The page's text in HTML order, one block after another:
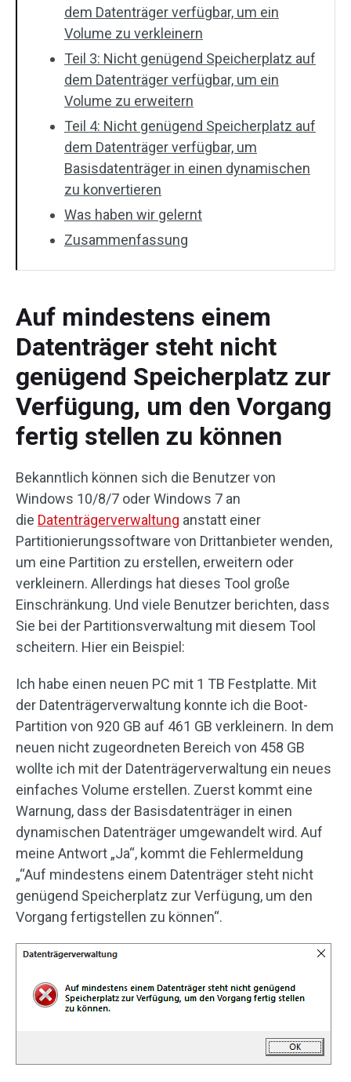
dem Datenträger verfügbar, um ein
Volume zu verkleinern
Teil 3: Nicht genügend Speicherplatz auf
dem Datenträger verfügbar, um ein
Volume zu erweitern
Teil 4: Nicht genügend Speicherplatz auf
dem Datenträger verfügbar, um
Basisdatenträger in einen dynamischen
zu konvertieren
Was haben wir gelernt
Zusammenfassung
Auf mindestens einem
Datenträger steht nicht
genügend Speicherplatz zur
Verfügung, um den Vorgang
fertig stellen zu können
Bekanntlich können sich die Benutzer von
Windows 10/8/7 oder Windows 7 an
die Datenträgerverwaltung anstatt einer
Partitionierungssoftware von Drittanbieter wenden,
um eine Partition zu erstellen, erweitern oder
verkleinern. Allerdings hat dieses Tool große
Einschränkung. Und viele Benutzer berichten, dass
Sie bei der Partitionsverwaltung mit diesem Tool
scheitern. Hier ein Beispiel:
Ich habe einen neuen PC mit 1 TB Festplatte. Mit
der Datenträgerverwaltung konnte ich die Boot-
Partition von 920 GB auf 461 GB verkleinern. In dem
neuen nicht zugeordneten Bereich von 458 GB
wollte ich mit der Datenträgerverwaltung ein neues
einfaches Volume erstellen. Zuerst kommt eine
Warnung, dass der Basisdatenträger in einen
dynamischen Datenträger umgewandelt wird. Auf
meine Antwort „Ja“, kommt die Fehlermeldung
„“Auf mindestens einem Datenträger steht nicht
genügend Speicherplatz zur Verfügung, um den
Vorgang fertigstellen zu können“.